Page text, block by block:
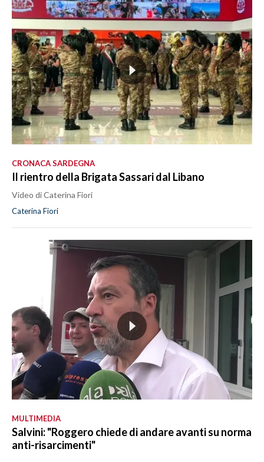
CRONACA SARDEGNA
Il rientro della Brigata Sassari dal Libano
Video di Caterina Fiori
Caterina Fiori
MULTIMEDIA
Salvini: "Roggero chiede di andare avanti su norma
anti-risarcimenti"